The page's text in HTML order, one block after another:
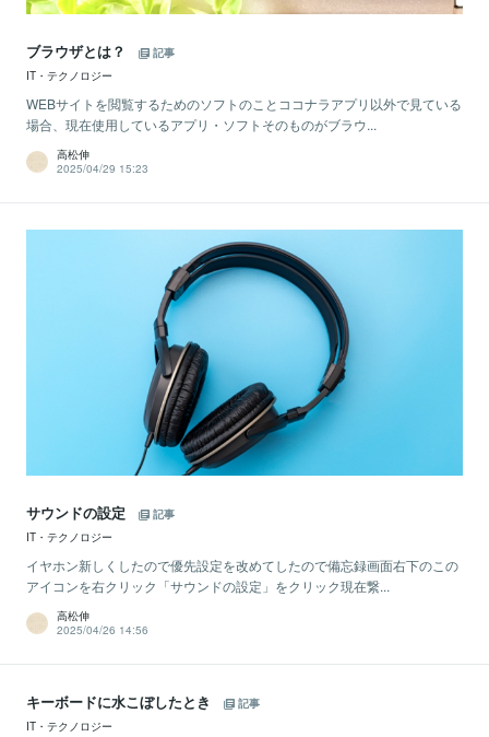
ブラウザとは？
記事
IT・テクノロジー
WEBサイトを閲覧するためのソフトのことココナラアプリ以外で見ている
場合、現在使用しているアプリ・ソフトそのものがブラウ...
高松伸
2025/04/29 15:23
サウンドの設定
記事
IT・テクノロジー
イヤホン新しくしたので優先設定を改めてしたので備忘録画面右下のこの
アイコンを右クリック「サウンドの設定」をクリック現在繋...
高松伸
2025/04/26 14:56
キーボードに水こぼしたとき
記事
IT・テクノロジー